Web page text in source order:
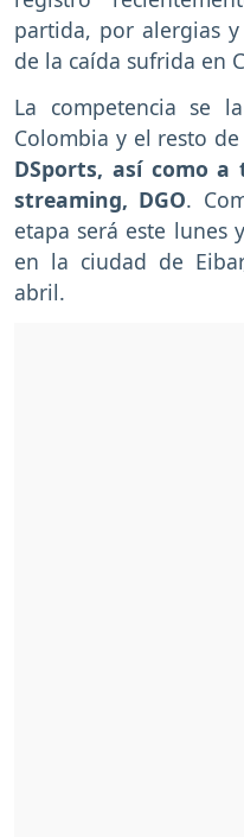
partida, por alergias
de la caída sufrida en
La competencia se
Colombia y el resto
DSports, así como
streaming, DGO.
etapa será este lunes
en la ciudad de
abril.